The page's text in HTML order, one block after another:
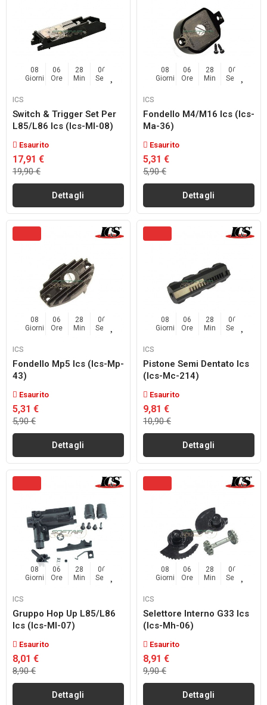
08
Giorni
06
Ore
28
Min
04
Sec
ICS
Switch & Trigger Set Per
L85/l86 Ics (ics-Ml-08)
Esaurito
17,91 €
19,90 €
Dettagli
08
Giorni
06
Ore
28
Min
04
Sec
ICS
Fondello M4/m16 Ics (ics-
Ma-36)
Esaurito
5,31 €
5,90 €
Dettagli
08
Giorni
06
Ore
28
Min
04
Sec
ICS
Fondello Mp5 Ics (ics-Mp-
43)
Esaurito
5,31 €
5,90 €
Dettagli
08
Giorni
06
Ore
28
Min
04
Sec
ICS
Pistone Semi Dentato Ics
(ics-Mc-214)
Esaurito
9,81 €
10,90 €
Dettagli
08
Giorni
06
Ore
28
Min
04
Sec
ICS
Gruppo Hop Up L85/l86
Ics (ics-Ml-07)
Esaurito
8,01 €
8,90 €
Dettagli
08
Giorni
06
Ore
28
Min
04
Sec
ICS
Selettore Interno G33 Ics
(ics-Mh-06)
Esaurito
8,91 €
9,90 €
Dettagli